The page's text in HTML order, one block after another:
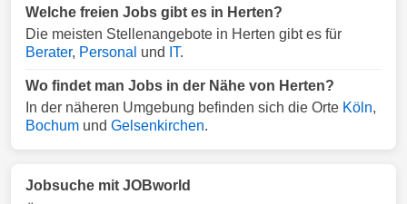
Welche freien Jobs gibt es in Herten?
Die meisten Stellenangebote in Herten gibt es für
Berater, Personal und IT.
Wo findet man Jobs in der Nähe von Herten?
In der näheren Umgebung befinden sich die Orte Köln,
Bochum und Gelsenkirchen.
Jobsuche mit JOBworld